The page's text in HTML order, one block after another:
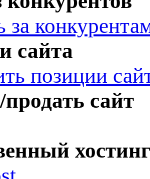
за
сайта
позиции
сайт